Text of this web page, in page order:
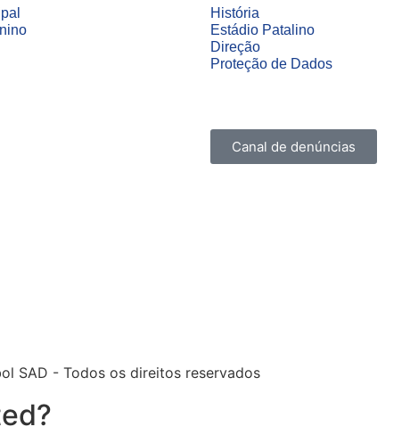
História
Estádio Patalino
Direção
Proteção de Dados
Canal de denúncias
SAD - Todos os direitos reservados